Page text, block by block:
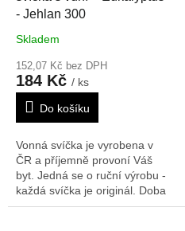
- Jehlan 300
Skladem
152,07 Kč bez DPH
184 Kč / ks
Do košíku
Vonná svíčka je vyrobena v
ČR a příjemně provoní Váš
byt. Jedná se o ruční výrobu -
každá svíčka je originál. Doba
hoření: 147 h Rozměry V/Š/H: